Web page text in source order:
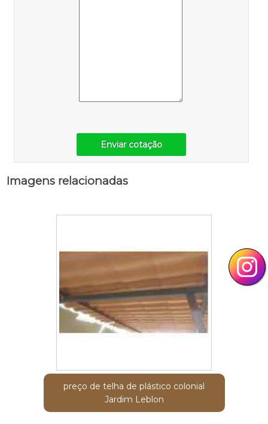
Enviar cotação
Imagens relacionadas
preço de telha de plástico colonial
Jardim Leblon